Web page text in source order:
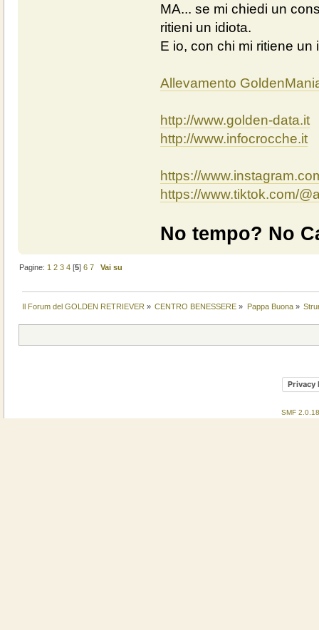
MA... se mi chiedi un
ritieni un idiota.
E io, con chi mi ritiene
Allevamento
http://www.golden-data.it
http://www.infocrocche.it
https://
https://www.tiktok.com/
No tempo? No
Pagine: 1 2 3 4 [5]6 7 Vai su
Il Forum del GOLDEN RETRIEVER » CENTRO BENESSERE » Pappa Buona»
Privacy
SMF 2.0.18